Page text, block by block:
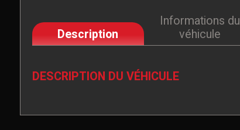
Description
Informations du
véhicule
DESCRIPTION DU VÉHICULE